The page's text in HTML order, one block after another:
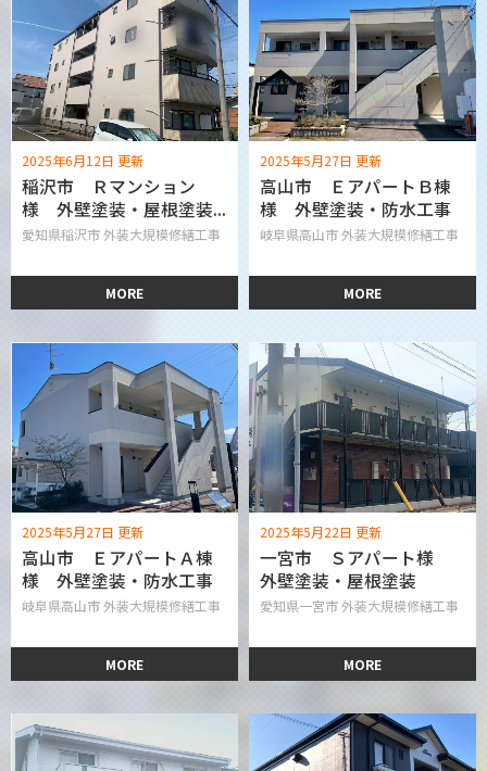
2025年6月12日 更新
稲沢市 Ｒマンション
様 外壁塗装・屋根塗装...
愛知県稲沢市 外装大規模修繕工事
MORE
2025年5月27日 更新
高山市 ＥアパートＢ棟
様 外壁塗装・防水工事
岐阜県高山市 外装大規模修繕工事
MORE
2025年5月27日 更新
高山市 ＥアパートＡ棟
様 外壁塗装・防水工事
岐阜県高山市 外装大規模修繕工事
MORE
2025年5月22日 更新
一宮市 Ｓアパート様
外壁塗装・屋根塗装
愛知県一宮市 外装大規模修繕工事
MORE